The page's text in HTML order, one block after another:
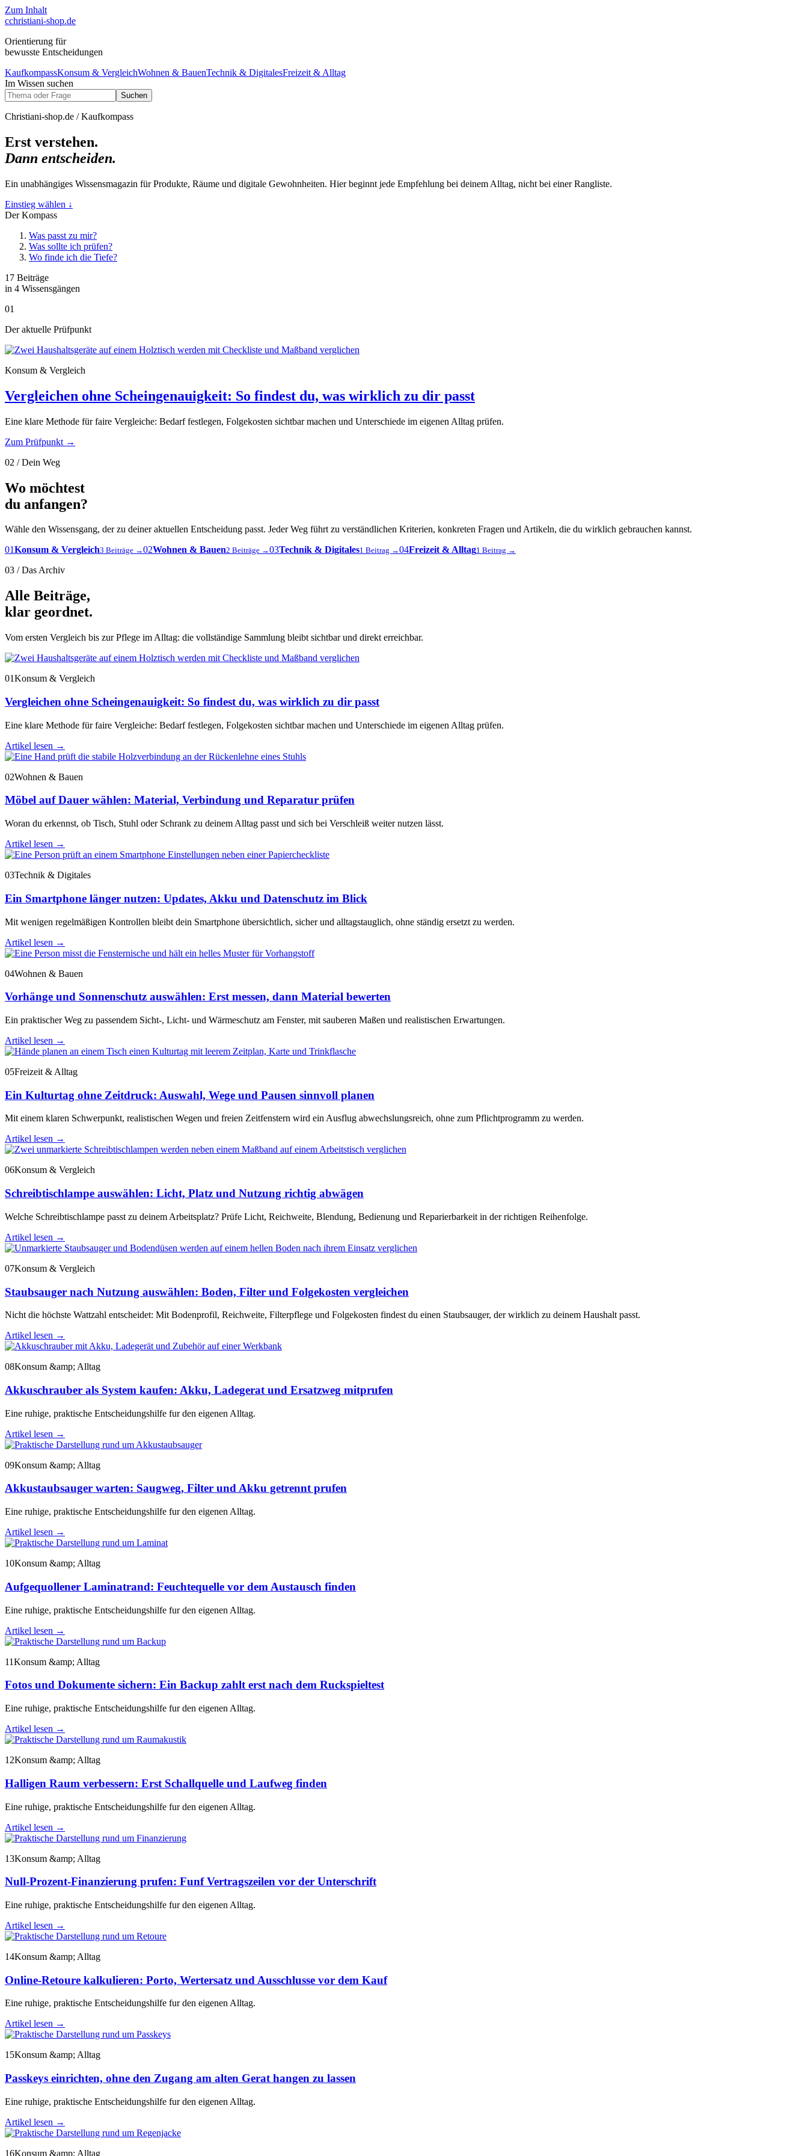
Zum Inhalt
cchristiani-shop.de
Orientierung für
bewusste Entscheidungen
KaufkompassKonsum & VergleichWohnen & BauenTechnik & DigitalesFreizeit & Alltag
Im Wissen suchen
Suchen
Christiani-shop.de / Kaufkompass
Erst verstehen.
Dann entscheiden.
Ein unabhängiges Wissensmagazin für Produkte, Räume und digitale Gewohnheiten. Hier beginnt jede Empfehlung bei deinem Alltag, nicht bei einer Rangliste.
Einstieg wählen ↓
Der Kompass
Was passt zu mir?
Was sollte ich prüfen?
Wo finde ich die Tiefe?
17 Beiträge
in 4 Wissensgängen
01
Der aktuelle Prüfpunkt
Konsum & Vergleich
Vergleichen ohne Scheingenauigkeit: So findest du, was wirklich zu dir passt
Eine klare Methode für faire Vergleiche: Bedarf festlegen, Folgekosten sichtbar machen und Unterschiede im eigenen Alltag prüfen.
Zum Prüfpunkt →
02 / Dein Weg
Wo möchtest
du anfangen?
Wähle den Wissensgang, der zu deiner aktuellen Entscheidung passt. Jeder Weg führt zu verständlichen Kriterien, konkreten Fragen und Artikeln, die du wirklich gebrauchen kannst.
01Konsum & Vergleich3 Beiträge →02Wohnen & Bauen2 Beiträge →03Technik & Digitales1 Beitrag →04Freizeit & Alltag1 Beitrag →
03 / Das Archiv
Alle Beiträge,
klar geordnet.
Vom ersten Vergleich bis zur Pflege im Alltag: die vollständige Sammlung bleibt sichtbar und direkt erreichbar.
01Konsum & Vergleich
Vergleichen ohne Scheingenauigkeit: So findest du, was wirklich zu dir passt
Eine klare Methode für faire Vergleiche: Bedarf festlegen, Folgekosten sichtbar machen und Unterschiede im eigenen Alltag prüfen.
Artikel lesen →
02Wohnen & Bauen
Möbel auf Dauer wählen: Material, Verbindung und Reparatur prüfen
Woran du erkennst, ob Tisch, Stuhl oder Schrank zu deinem Alltag passt und sich bei Verschleiß weiter nutzen lässt.
Artikel lesen →
03Technik & Digitales
Ein Smartphone länger nutzen: Updates, Akku und Datenschutz im Blick
Mit wenigen regelmäßigen Kontrollen bleibt dein Smartphone übersichtlich, sicher und alltagstauglich, ohne ständig ersetzt zu werden.
Artikel lesen →
04Wohnen & Bauen
Vorhänge und Sonnenschutz auswählen: Erst messen, dann Material bewerten
Ein praktischer Weg zu passendem Sicht-, Licht- und Wärmeschutz am Fenster, mit sauberen Maßen und realistischen Erwartungen.
Artikel lesen →
05Freizeit & Alltag
Ein Kulturtag ohne Zeitdruck: Auswahl, Wege und Pausen sinnvoll planen
Mit einem klaren Schwerpunkt, realistischen Wegen und freien Zeitfenstern wird ein Ausflug abwechslungsreich, ohne zum Pflichtprogramm zu werden.
Artikel lesen →
06Konsum & Vergleich
Schreibtischlampe auswählen: Licht, Platz und Nutzung richtig abwägen
Welche Schreibtischlampe passt zu deinem Arbeitsplatz? Prüfe Licht, Reichweite, Blendung, Bedienung und Reparierbarkeit in der richtigen Reihenfolge.
Artikel lesen →
07Konsum & Vergleich
Staubsauger nach Nutzung auswählen: Boden, Filter und Folgekosten vergleichen
Nicht die höchste Wattzahl entscheidet: Mit Bodenprofil, Reichweite, Filterpflege und Folgekosten findest du einen Staubsauger, der wirklich zu deinem Haushalt passt.
Artikel lesen →
08Konsum &amp; Alltag
Akkuschrauber als System kaufen: Akku, Ladegerat und Ersatzweg mitprufen
Eine ruhige, praktische Entscheidungshilfe fur den eigenen Alltag.
Artikel lesen →
09Konsum &amp; Alltag
Akkustaubsauger warten: Saugweg, Filter und Akku getrennt prufen
Eine ruhige, praktische Entscheidungshilfe fur den eigenen Alltag.
Artikel lesen →
10Konsum &amp; Alltag
Aufgequollener Laminatrand: Feuchtequelle vor dem Austausch finden
Eine ruhige, praktische Entscheidungshilfe fur den eigenen Alltag.
Artikel lesen →
11Konsum &amp; Alltag
Fotos und Dokumente sichern: Ein Backup zahlt erst nach dem Ruckspieltest
Eine ruhige, praktische Entscheidungshilfe fur den eigenen Alltag.
Artikel lesen →
12Konsum &amp; Alltag
Halligen Raum verbessern: Erst Schallquelle und Laufweg finden
Eine ruhige, praktische Entscheidungshilfe fur den eigenen Alltag.
Artikel lesen →
13Konsum &amp; Alltag
Null-Prozent-Finanzierung prufen: Funf Vertragszeilen vor der Unterschrift
Eine ruhige, praktische Entscheidungshilfe fur den eigenen Alltag.
Artikel lesen →
14Konsum &amp; Alltag
Online-Retoure kalkulieren: Porto, Wertersatz und Ausschlusse vor dem Kauf
Eine ruhige, praktische Entscheidungshilfe fur den eigenen Alltag.
Artikel lesen →
15Konsum &amp; Alltag
Passkeys einrichten, ohne den Zugang am alten Gerat hangen zu lassen
Eine ruhige, praktische Entscheidungshilfe fur den eigenen Alltag.
Artikel lesen →
16Konsum &amp; Alltag